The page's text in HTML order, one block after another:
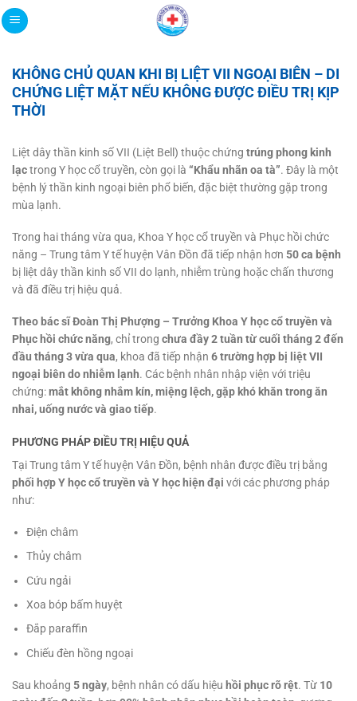
Bỏ
qua
dung
KHÔNG CHỦ QUAN KHI BỊ LIỆT VII NGOẠI BIÊN – DI
CHỨNG LIỆT MẶT NẾU KHÔNG ĐƯỢC ĐIỀU TRỊ KỊP
THỜI
Liệt dây thần kinh số VII (Liệt Bell) thuộc chứng trúng phong kinh
lạctrong Y học cổ truyền, còn gọi là “Khẩu nhãn oa tà”. Đây là một
bệnh lý thần kinh ngoại biên phổ biến, đặc biệt thường gặp trong
mùa lạnh.
Trong hai tháng vừa qua, Khoa Y học cổ truyền và Phục hồi chức
năng – Trung tâm Y tế huyện Vân Đồn đã tiếp nhận hơn 50 ca bệnh
bị liệt dây thần kinh số VII do lạnh, nhiễm trùng hoặc chấn thương
và đã điều trị hiệu quả.
Theo bác sĩ Đoàn Thị Phượng – Trưởng Khoa Y học cổ truyền và
Phục hồi chức năng, chỉ trong chưa đầy 2 tuần từ cuối tháng 2 đến
đầu tháng 3 vừa qua, khoa đã tiếp nhận 6 trường hợp bị liệt VII
ngoại biên do nhiễm lạnh. Các bệnh nhân nhập viện với triệu
chứng:mắt không nhắm kín, miệng lệch, gặp khó khăn trong ăn
nhai, uống nước và giao tiếp.
PHƯƠNG PHÁP ĐIỀU TRỊ HIỆU QUẢ
Tại Trung tâm Y tế huyện Vân Đồn, bệnh nhân được điều trị bằng
phối hợp Y học cổ truyền và Y học hiện đại với các phương pháp
như:
Điện châm
Thủy châm
Cứu ngải
Xoa bóp bấm huyệt
Đắp paraffin
Chiếu đèn hồng ngoại
Sau khoảng 5 ngày, bệnh nhân có dấu hiệu hồi phục rõ rệt. Từ 10